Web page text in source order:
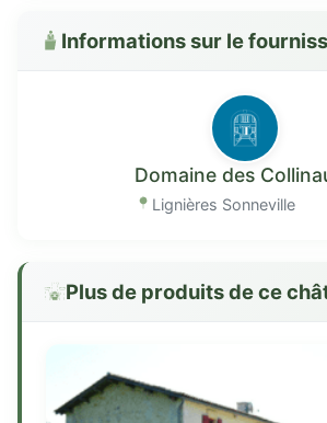
Informations sur le
Domaine des
Lignières Sonneville
Plus de produits de ce